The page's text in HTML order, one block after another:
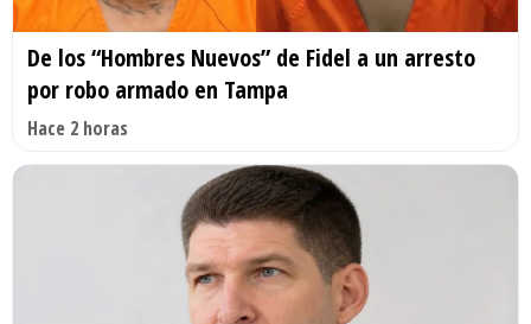
De los “Hombres Nuevos” de Fidel a un arresto
por robo armado en Tampa
Hace 2 horas